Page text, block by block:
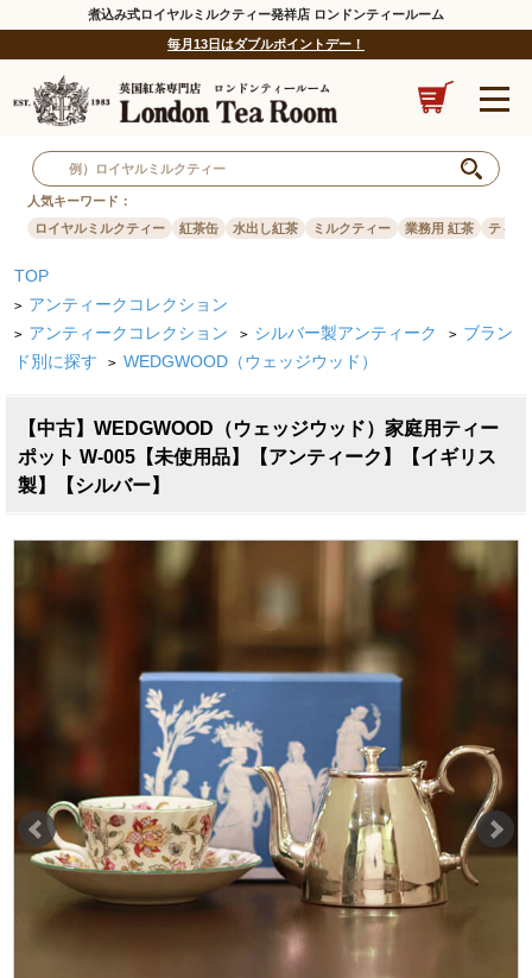
煮込み式ロイヤルミルクティー発祥店 ロンドンティールーム
毎月13日はダブルポイントデー！
人気キーワード：
ロイヤルミルクティー
紅茶缶 水出し紅茶 ミルクティー 業務用 紅茶 ティー
TOP
> アンティークコレクション
> アンティークコレクション > シルバー製アンティーク > ブラン
ド別に探す
> WEDGWOOD（ウェッジウッド）
【中古】WEDGWOOD（ウェッジウッド）家庭用ティー
ポット W-005【未使用品】【アンティーク】【イギリス
製】【シルバー】